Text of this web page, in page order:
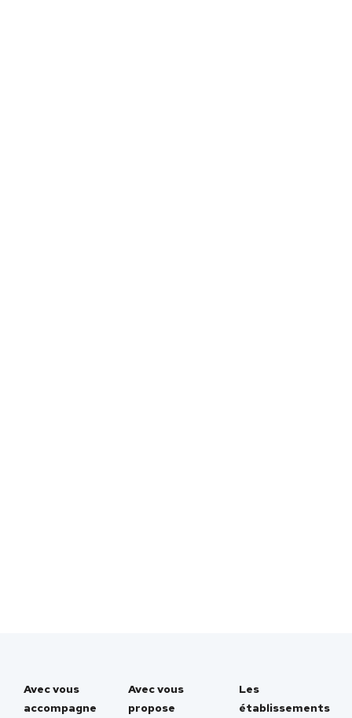
Avec vous
accompagne
Avec vous
propose
Les
établissements